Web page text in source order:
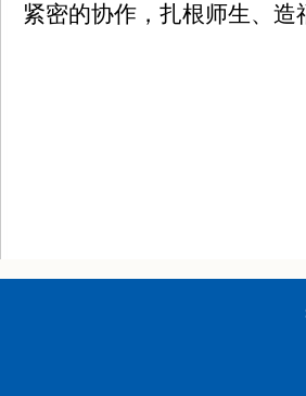
紧密的协作，扎根师生、